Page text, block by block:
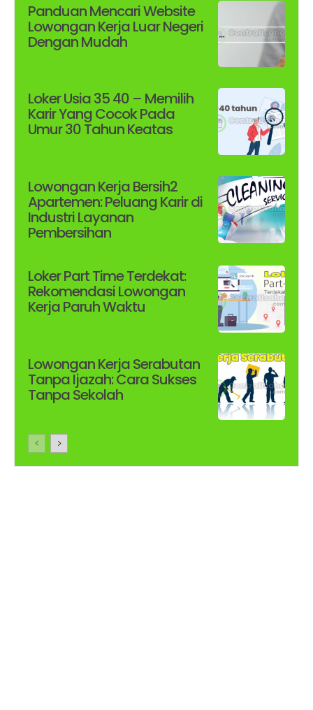
Panduan Mencari Website
Lowongan Kerja Luar Negeri
Dengan Mudah
Loker Usia 35 40 – Memilih
Karir Yang Cocok Pada
Umur 30 Tahun Keatas
Lowongan Kerja Bersih2
Apartemen: Peluang Karir di
Industri Layanan
Pembersihan
Loker Part Time Terdekat:
Rekomendasi Lowongan
Kerja Paruh Waktu
Lowongan Kerja Serabutan
Tanpa Ijazah: Cara Sukses
Tanpa Sekolah